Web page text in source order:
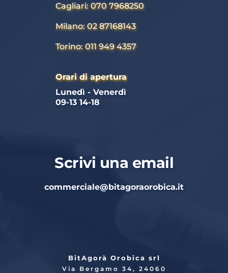
Cagliari: 070 7968250
Milano: 02 87168143
Torino: 011 949 4357
Orari di apertura
Lunedì - Venerdì
09-13 14-18
Scrivi una email
commerciale@bitagoraorobica.it
BitAgorà Orobica srl
Via Bergamo 34, 24060